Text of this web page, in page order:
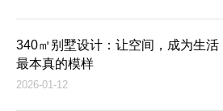
340㎡别墅设计：让空间，成为生活
最本真的模样
2026-01-12